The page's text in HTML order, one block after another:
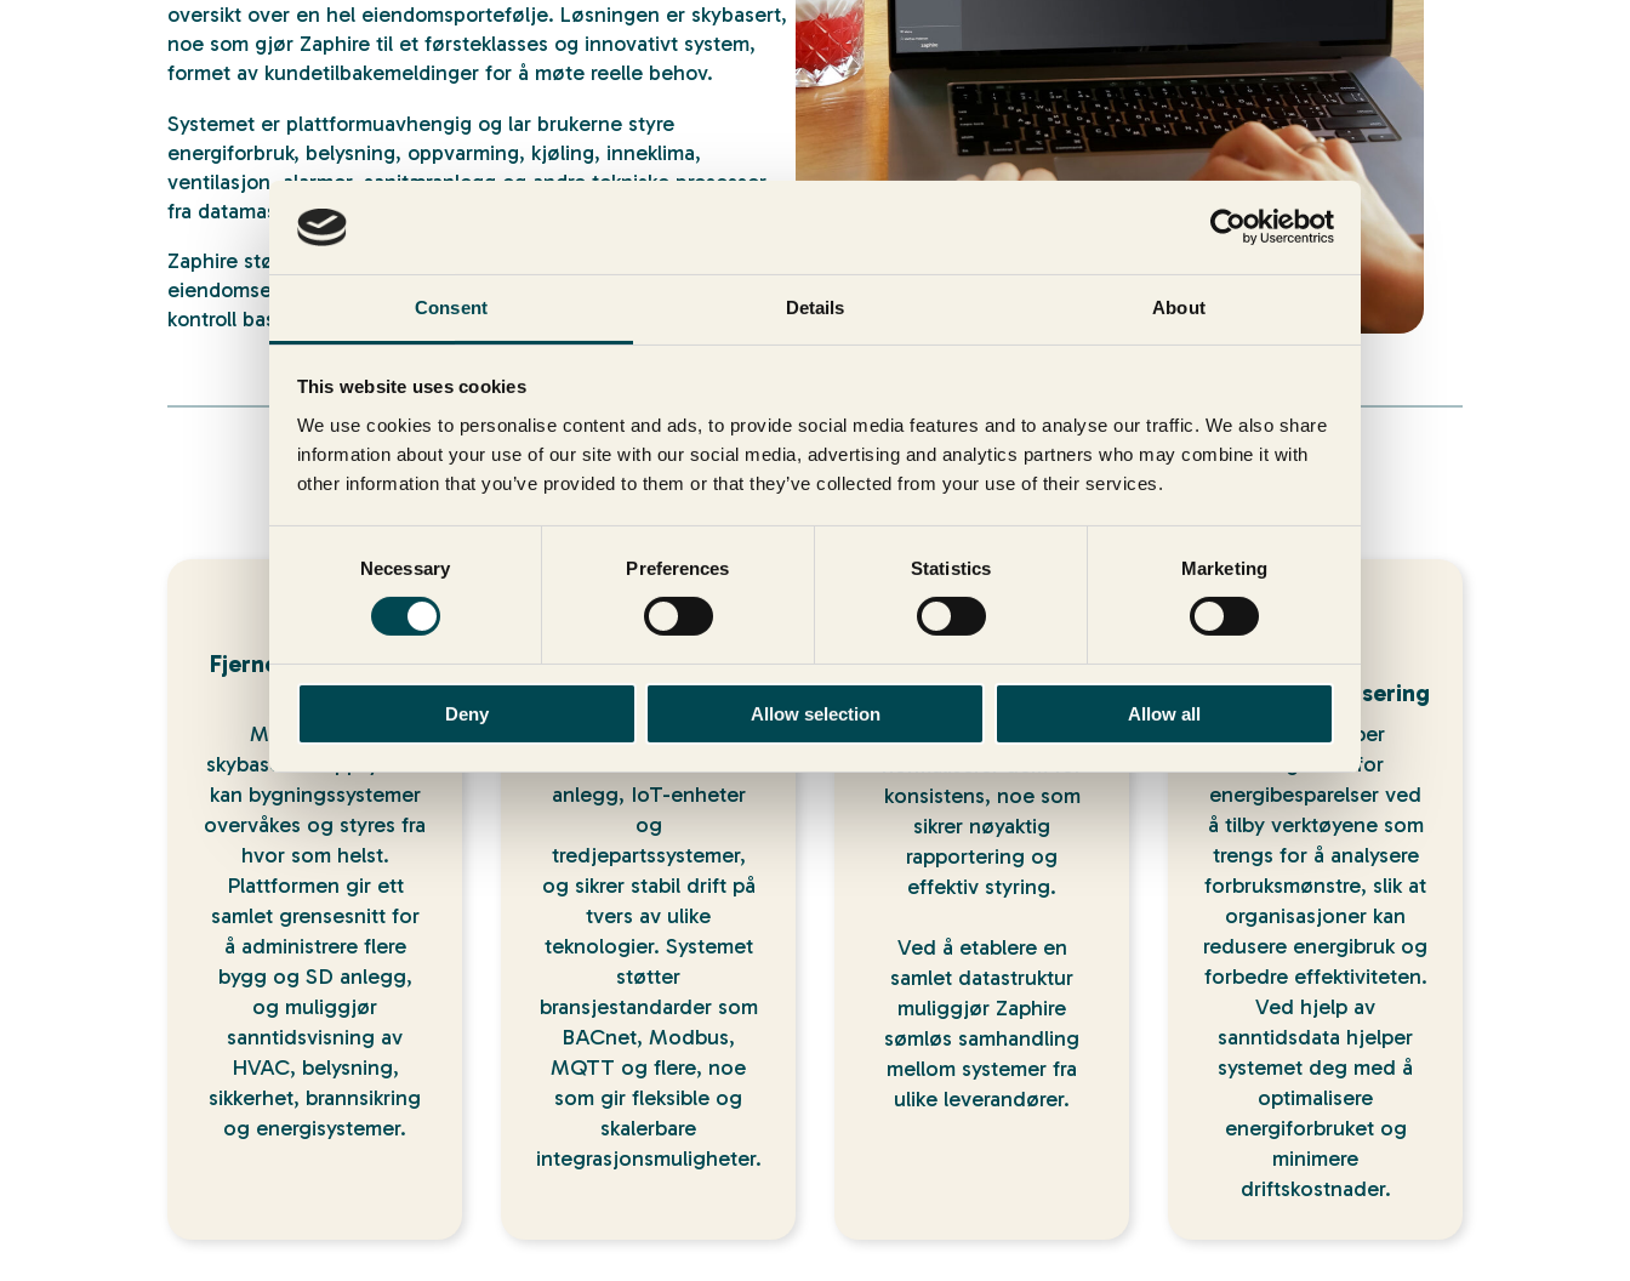
Consent Details About
This website uses cookies
We use cookies to personalise content and ads, to provide social media features and to analyse our traffic. We also share
information about your use of our site with our social media, advertising and analytics partners who may combine it with
other information that you’ve provided to them or that they’ve collected from your use of their services.
Necessary Preferences Statistics Marketing
Deny Allow selection Allow all
oversikt over en hel eiendomsportefølje. Løsningen er skybasert,
noe som gjør Zaphire til et førsteklasses og innovativt system,
formet av kundetilbakemeldinger for å møte reelle behov.
Systemet er plattformuavhengig og lar brukerne styre
energiforbruk, belysning, oppvarming, kjøling, inneklima,
ventilasjon, alarmer, sanitæranlegg og andre tekniske prosesser
fra datamaskin, nettbrett eller smarttelefon.
Zaphire støtter rollebasert tilgang, slik at driftsansvarlige,
eiendomseiere, forvaltere og sikkerhetsteam får riktig nivå av
kontroll basert på sine ansvarsområder.
Viktige punkter om vårt system
Fjernovervåking og
styring
Med Zaphires
skybaserte toppsystem
kan bygningssystemer
overvåkes og styres fra
hvor som helst.
Plattformen gir ett
samlet grensesnitt for
å administrere flere
bygg og SD anlegg,
og muliggjør
sanntidsvisning av
HVAC, belysning,
sikkerhet, brannsikring
og energisystemer.
Sømløs
systemintegrasjon
Zaphire kobler sømløst
anlegg, IoT-enheter
og
tredjepartssystemer,
og sikrer stabil drift på
tvers av ulike
teknologier. Systemet
støtter
bransjestandarder som
BACnet, Modbus,
MQTT og flere, noe
som gir fleksible og
skalerbare
integrasjonsmuligheter.
Samlet datastyring
data fra ulike kilder og
normaliserer dem for
konsistens, noe som
sikrer nøyaktig
rapportering og
effektiv styring.
Ved å etablere en
samlet datastruktur
muliggjør Zaphire
sømløs samhandling
mellom systemer fra
ulike leverandører.
Smart
energioptimalisering
Zaphire skaper
muligheter for
energibesparelser ved
å tilby verktøyene som
trengs for å analysere
forbruksmønstre, slik at
organisasjoner kan
redusere energibruk og
forbedre effektiviteten.
Ved hjelp av
sanntidsdata hjelper
systemet deg med å
optimalisere
energiforbruket og
minimere
driftskostnader.